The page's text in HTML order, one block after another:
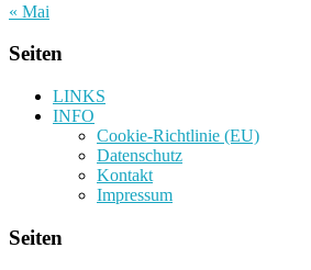
« Mai
Seiten
LINKS
INFO
Cookie-Richtlinie (EU)
Datenschutz
Kontakt
Impressum
Seiten